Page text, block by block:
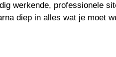
werkende, professionele
diep in alles wat je moet